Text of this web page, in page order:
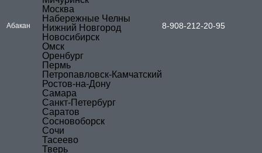
Абакан
Москва
Набережные Челны
Нижний Новгород
Новосибирск
Омск
Оренбург
Пермь
Петропавловск-Камчатский
Ростов-на-Дону
Самара
Санкт-Петербург
Саратов
Сосновоборск
Сочи
Тасеево
Тверь
8-908-212-20-95